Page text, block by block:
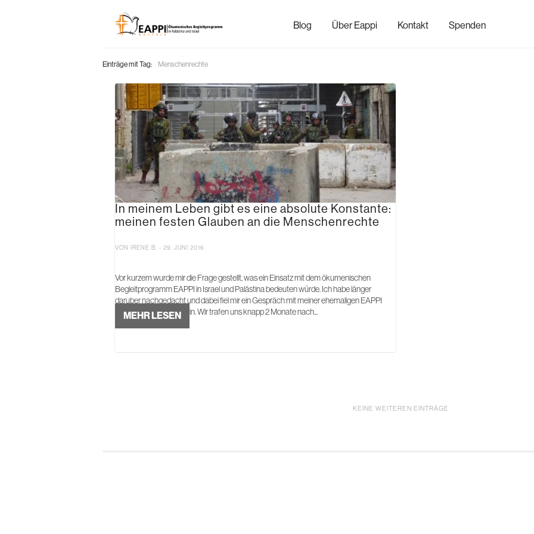
Blog Über Eappi Kontakt Spenden
Einträge mit Tag: Menschenrechte
In meinem Leben gibt es eine absolute Konstante:
meinen festen Glauben an die Menschenrechte
VON IRENE B. - 29. JUNI 2016
Vor kurzem wurde mir die Frage gestellt, was ein Einsatz mit dem ökumenischen
Begleitprogramm EAPPI in Israel und Palästina bedeuten würde. Ich habe länger
darüber nachgedacht und dabei fiel mir ein Gespräch mit meiner ehemaligen EAPPI
Teamkollegin Sabrina ein. Wir trafen uns knapp 2 Monate nach...
MEHR LESEN
KEINE WEITEREN EINTRÄGE